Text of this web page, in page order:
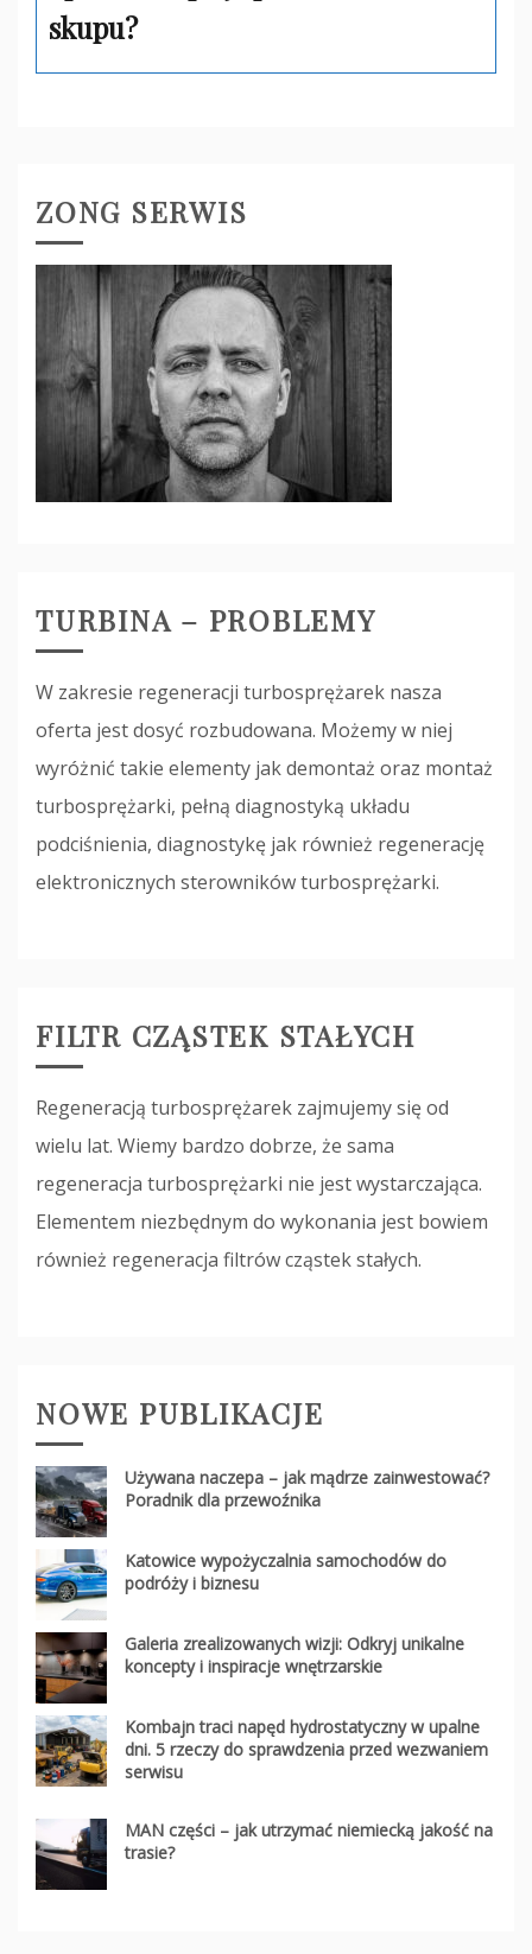
skupu?
ZONG SERWIS
TURBINA – PROBLEMY
W zakresie regeneracji turbosprężarek nasza
oferta jest dosyć rozbudowana. Możemy w niej
wyróżnić takie elementy jak demontaż oraz montaż
turbosprężarki, pełną diagnostyką układu
podciśnienia, diagnostykę jak również regenerację
elektronicznych sterowników turbosprężarki.
FILTR CZĄSTEK STAŁYCH
Regeneracją turbosprężarek zajmujemy się od
wielu lat. Wiemy bardzo dobrze, że sama
regeneracja turbosprężarki nie jest wystarczająca.
Elementem niezbędnym do wykonania jest bowiem
również regeneracja filtrów cząstek stałych.
NOWE PUBLIKACJE
Używana naczepa – jak mądrze zainwestować?
Poradnik dla przewoźnika
Katowice wypożyczalnia samochodów do
podróży i biznesu
Galeria zrealizowanych wizji: Odkryj unikalne
koncepty i inspiracje wnętrzarskie
Kombajn traci napęd hydrostatyczny w upalne
dni. 5 rzeczy do sprawdzenia przed wezwaniem
serwisu
MAN części – jak utrzymać niemiecką jakość na
trasie?